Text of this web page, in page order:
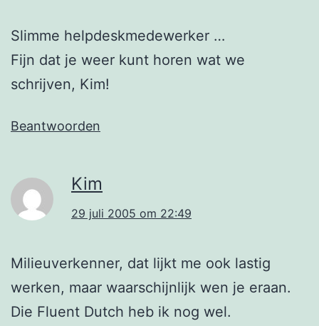
Slimme helpdeskmedewerker …
Fijn dat je weer kunt horen wat we
schrijven, Kim!
Beantwoorden
Kim
29 juli 2005 om 22:49
Milieuverkenner, dat lijkt me ook lastig
werken, maar waarschijnlijk wen je eraan.
Die Fluent Dutch heb ik nog wel.